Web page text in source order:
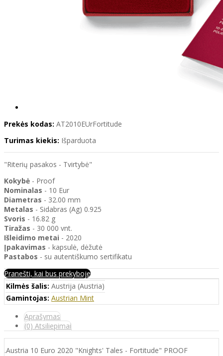
Prekės kodas: AT2010EUrFortitude
Turimas kiekis: Išparduota
"Riterių pasakos - Tvirtybė"
Kokybė - Proof
Nominalas - 10 Eur
Diametras - 32.00 mm
Metalas - Sidabras (Ag) 0.925
Svoris - 16.82 g
Tiražas - 30 000 vnt.
Išleidimo metai - 2020
Įpakavimas - kapsulė, dėžutė
Pastabos - su autentiškumo sertifikatu
Pranešti, kai bus prekyboje
Kilmės šalis: Austrija (Austria)
Gamintojas: Austrian Mint
Aprašymas
(0) Atsiliepimai
.Austria 10 Euro 2020 "Knights' Tales - Fortitude" PROOF